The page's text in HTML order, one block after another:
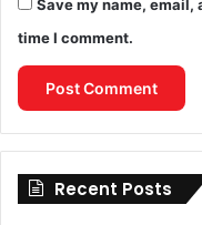
Save my name, email,
time I comment.
Recent Posts